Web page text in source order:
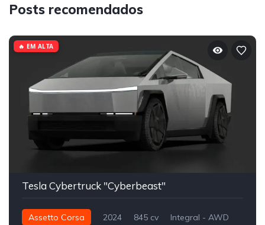
Posts recomendados
Tesla Cybertruck "Cyberbeast"
Assetto Corsa 2024 845 cv
Integral - AWD
🔥 EM ALTA